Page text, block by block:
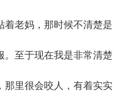
着老妈，那时候不清楚是
。至于现在我是非常清楚
那里很会咬人，有着实实